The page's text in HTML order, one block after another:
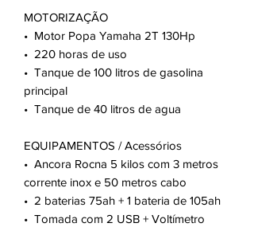
MOTORIZAÇÃO
•⁠ ⁠Motor Popa Yamaha 2T 130Hp
•⁠ ⁠220 horas de uso
•⁠ Tanque de 100 litros de gasolina
principal
•⁠ Tanque de 40 litros de agua
EQUIPAMENTOS / Acessórios
•⁠ ⁠Ancora Rocna 5 kilos com 3 metros
corrente inox e 50 metros cabo
•⁠ 2 baterias 75ah + 1 bateria de 105ah
•⁠ Tomada com 2 USB + Voltímetro